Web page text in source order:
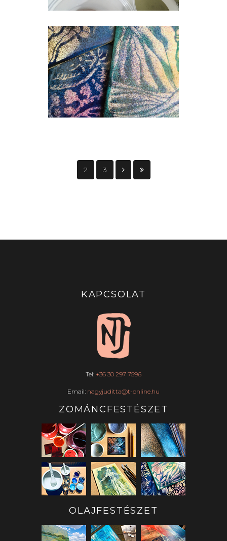
2 3
KAPCSOLAT
Tel: +36 30 297 7596
Email: nagyjuditta@t-online.hu
ZOMÁNCFESTÉSZET
OLAJFESTÉSZET